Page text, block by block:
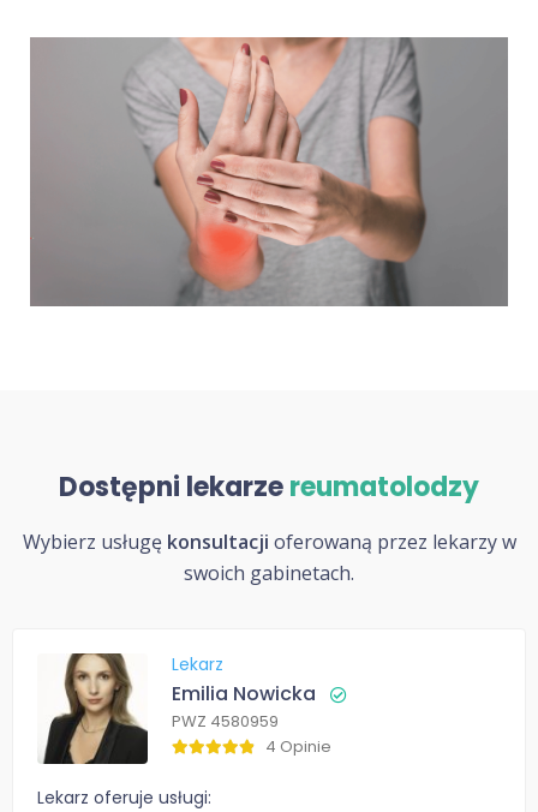
Dostępni lekarzereumatolodzy
Wybierz usługę konsultacji oferowaną przez lekarzy w
swoich gabinetach.
Lekarz
Emilia Nowicka
PWZ 4580959
4 Opinie
Lekarz oferuje usługi: